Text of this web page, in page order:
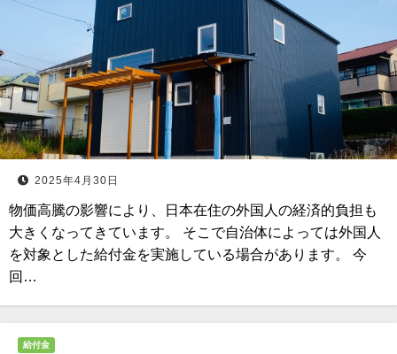
2025年4月30日
物価高騰の影響により、日本在住の外国人の経済的負担も
大きくなってきています。 そこで自治体によっては外国人
を対象とした給付金を実施している場合があります。 今
回…
給付金